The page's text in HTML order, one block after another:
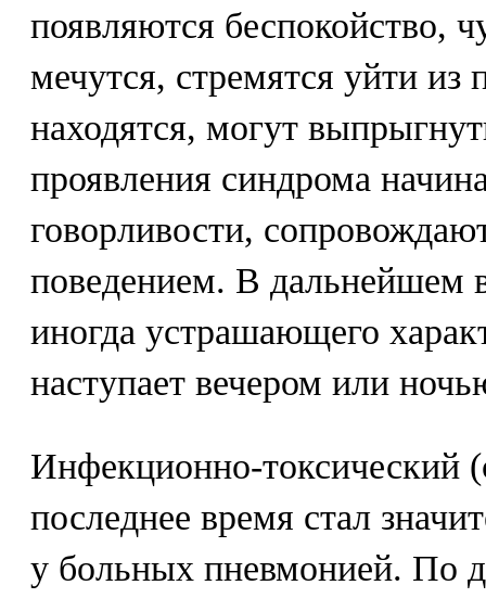
появляются беспокойство,
мечутся, стремятся уйти из
находятся, могут
проявления синдрома
говорливости,
поведением. В дальнейшем
иногда устрашающего
наступает вечером или
Инфекционно-токсический
последнее время стал
у больных пневмонией. По